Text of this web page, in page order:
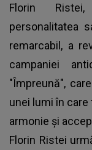
Florin
personalitatea
remarcabil, a
campaniei
"Împreună",
unei lumi în
armonie și
Florin Ristei